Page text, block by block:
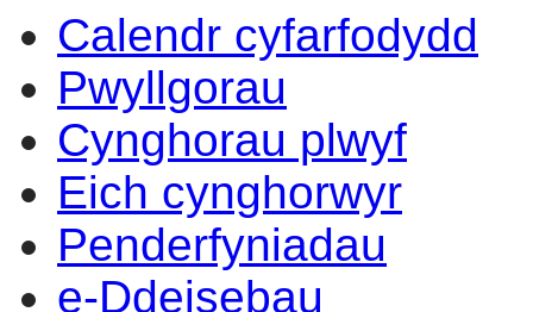
Calendr cyfarfodydd
Pwyllgorau
Cynghorau plwyf
Eich cynghorwyr
Penderfyniadau
e-Ddeisebau